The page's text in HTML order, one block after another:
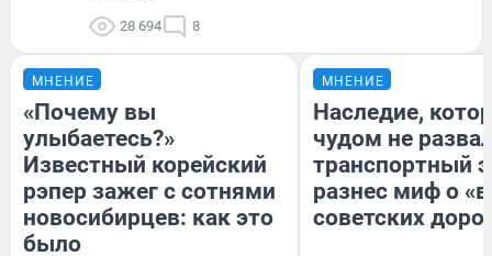
28 694 8
МНЕНИЕ
«Почему вы
улыбаетесь?»
Известный корейский
рэпер зажег с сотнями
новосибирцев: как это
было
МНЕНИЕ
Наследие,
чудом не
транспортный
разнес миф о
советских